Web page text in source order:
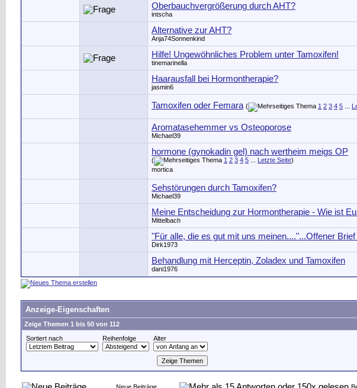
Oberbauchvergrößerung durch AHT?
intscha
Alternative zur AHT?
Anja74Sonnenkind
Hilfe! Ungewöhnliches Problem unter Tamoxifen!
tinemarinella
Haarausfall bei Hormontherapie?
jasmin6
Tamoxifen oder Femara ( 1 2 3 4 5
Aromatasehemmer vs Osteoporose
Michael39
hormone (gynokadin gel) nach wertheim meigs OP
( 1 2 3 4 5 Letzte Seite)
mortica
Sehstörungen durch Tamoxifen?
Michael39
Meine Entscheidung zur Hormontherapie - Wie ist
Mittelbach
"Für alle, die es gut mit uns meinen...."...Offener
Dirk1973
Behandlung mit Herceptin, Zoladex und Tamoxifen
dani1976
Anzeige-Eigenschaften
Zeige Themen 1 bis 50 von 112
Sortiert nach
Reihenfolge Alter